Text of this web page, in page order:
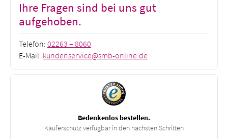
Ihre Fragen sind bei uns gut
aufgehoben.
Telefon: 02263 – 8060
E-Mail: kundenservice@smb-online.de